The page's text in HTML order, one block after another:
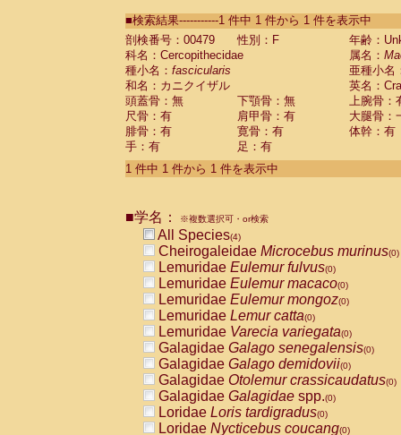
CebidaeSaguinus labiatus(0)
Cebidae Saguinus leucopus (0)
CebidaeSaguinus midas
CebidaeSaguinus mystax
CebidaeSaguinus nigricollis (1)
Cebidae Saguinus oedipus
Cebidae Saguinus weddelli
Cebidae Saguinusspp.
Cebidae Aotus trivirgatus
Cebidae Cebus albifrons
CebidaeCebus nigrivittatus
CebidaeCebus
CebidaeSaimiri boliviensis(0)
CebidaeSaimiri sciureus(0)
AtelidaeAlouatta caraya(0)
AtelidaeAlouatta fusca(0)
AtelidaeAlouatta seniculus
AtelidaeAlouattaspp.(0)
AtelidaeAteles belzebuth(0)
AtelidaeAteles geoffroyi(0)
AtelidaeAteles paniscus(0)
AtelidaeAtelesspp.(0)
Atelidae Lagothrix lagothricha
AtelidaeLagothrix lagothricha cana
■検索結果-----------1 件中 1 件から 1 件を表示中
剖検番号：00479
性別：F
年齢：
科名：Cercopithecidae
属名：
種小名： fascicularis
亜種小名
和名：カニクイザル
英名：
頭蓋骨：無
下顎骨：無
上腕骨：
尺骨：有
肩甲骨：有
大腿骨：
腓骨：有
寛骨：有
体幹：有
手：有
足：有
1 件中 1 件から 1 件を表示中
■学名： ※複数選択可・or検索
All Species(4)
Cheirogaleidae Microcebus murinus(0)
Lemuridae Eulemur fulvus(0)
Lemuridae Eulemur macaco(0)
Lemuridae Eulemur mongoz(0)
Lemuridae Lemur catta(0)
Lemuridae Varecia variegata(0)
Galagidae Galago senegalensis(0)
Galagidae Galago demidovii(0)
Galagidae Otolemur crassicaudatus(0)
Galagidae Galagidae spp.(0)
Loridae Loris tardigradus(0)
Loridae Nycticebus coucang(0)